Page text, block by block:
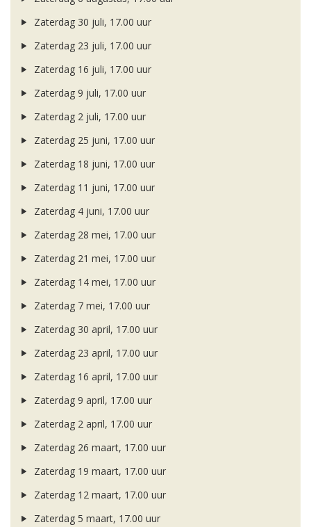
Zaterdag 30 juli, 17.00 uur
Zaterdag 23 juli, 17.00 uur
Zaterdag 16 juli, 17.00 uur
Zaterdag 9 juli, 17.00 uur
Zaterdag 2 juli, 17.00 uur
Zaterdag 25 juni, 17.00 uur
Zaterdag 18 juni, 17.00 uur
Zaterdag 11 juni, 17.00 uur
Zaterdag 4 juni, 17.00 uur
Zaterdag 28 mei, 17.00 uur
Zaterdag 21 mei, 17.00 uur
Zaterdag 14 mei, 17.00 uur
Zaterdag 7 mei, 17.00 uur
Zaterdag 30 april, 17.00 uur
Zaterdag 23 april, 17.00 uur
Zaterdag 16 april, 17.00 uur
Zaterdag 9 april, 17.00 uur
Zaterdag 2 april, 17.00 uur
Zaterdag 26 maart, 17.00 uur
Zaterdag 19 maart, 17.00 uur
Zaterdag 12 maart, 17.00 uur
Zaterdag 5 maart, 17.00 uur